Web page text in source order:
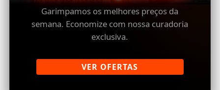
Garimpamos os melhores preços da
semana. Economize com nossa curadoria
exclusiva.
VER OFERTAS